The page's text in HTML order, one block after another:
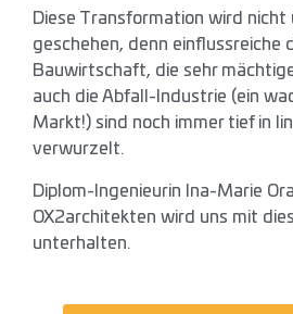
Diese Transformation wird nicht
geschehen, denn einflussreiche
Bauwirtschaft, die sehr
auch die Abfall-Industrie (ein
Markt!) sind noch immer tief in
verwurzelt.
Diplom-Ingenieurin Ina-Marie
OX2architekten wird uns mit
unterhalten.